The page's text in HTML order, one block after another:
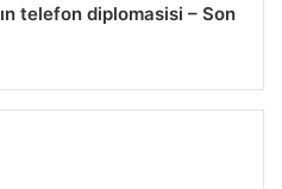
telefon diplomasisi – Son